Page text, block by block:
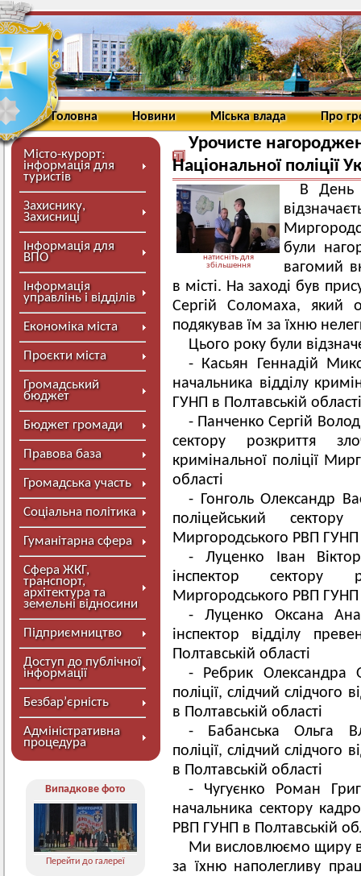
Головна Новини Міська влада Про
Місто-курорт:
інформація для
туристів
Захиснику,
Захисниці
Інформація для
ВПО
Інформація
управлінь і відділів
Економіка міста
Проєкти міста
Громадський
бюджет
Бюджет громади
Правова база
Громадська участь
Соціальна політика
Гуманітарна сфера
Сфера ЖКГ,
транспорт,
архітектура та
земельні відносини
Підприємництво
Доступ до публічної
інформації
Безбар’єрність
Адміністративна
процедура
Випадкове фото
Перейти до галереї
Урочисте
Національної поліції
натисніть для
збільшення
В День
були
вагомий
в місті. На заході був
Сергій Соломаха, який
подякував їм за їхню
Цього року були
- Касьян Геннадій
начальника відділу
ГУНП в Полтавській області
- Панченко Сергій
сектору розкриття
кримінальної поліції
області
- Гонголь Олександр
поліцейський сектору
Миргородського РВП ГУНП
- Луценко Іван
інспектор сектору
Миргородського РВП ГУНП
- Луценко Оксана
інспектор відділу
Полтавській області
- Ребрик Олександра
поліції, слідчий
в Полтавській області
- Бабанська Ольга
поліції, слідчий
в Полтавській області
- Чугуєнко Роман
начальника сектору
РВП ГУНП в Полтавській
Ми висловлюємо щиру
за їхню наполегливу